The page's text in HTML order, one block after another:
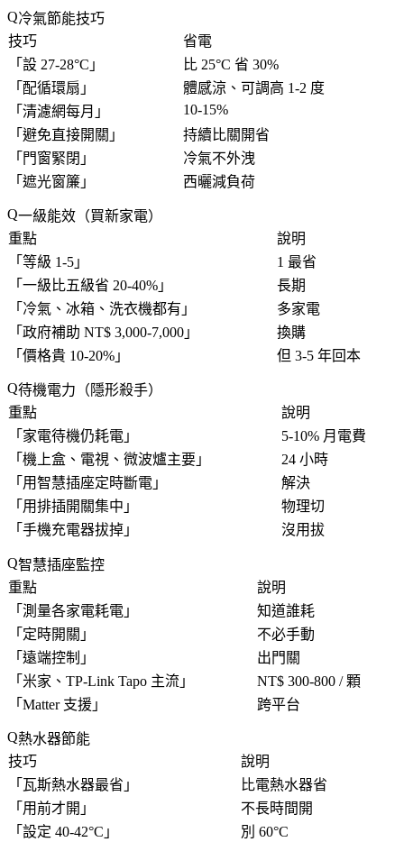
冷氣節能技巧
技巧
省電
「 設 27-28°C 」
比 25°C 省 30%
「 配循環扇 」
體感涼、可調高 1-2 度
「 清濾網每月 」
10-15%
「 避免直接開關 」
持續比關開省
「 門窗緊閉 」
冷氣不外洩
「 遮光窗簾 」 西曬減負荷
一級能效（買新家電）
重點
說明
「 等級 1-5 」
1 最省
「 一級比五級省 20-40% 」
長期
「 冷氣、冰箱、洗衣機都有 」
多家電
「 政府補助 NT$ 3,000-7,000 」
換購
「 價格貴 10-20% 」 但 3-5 年回本
待機電力（隱形殺手）
重點
說明
「 家電待機仍耗電 」
5-10% 月電費
「 機上盒、電視、微波爐主要 」
24 小時
「 用智慧插座定時斷電 」
解決
「 用排插開關集中 」
物理切
「 手機充電器拔掉 」 沒用拔
智慧插座監控
重點
說明
「 測量各家電耗電 」
知道誰耗
「 定時開關 」
不必手動
「 遠端控制 」
出門關
「 米家、TP-Link Tapo 主流 」
NT$ 300-800 / 顆
「 Matter 支援 」 跨平台
熱水器節能
技巧
說明
「 瓦斯熱水器最省 」
比電熱水器省
「 用前才開 」
不長時間開
「 設定 40-42°C 」 別 60°C